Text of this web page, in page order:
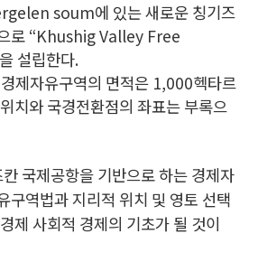
soum에 있는 새로운 칭기즈
로 “Khushig Valley Free
설립한다.
제자유구역의 면적은 1,000헥타르
치와 국경전환점의 좌표는 부록으
국제공항을 기반으로 하는 경제자
구역법과 지리적 위치 및 영토 선택
제 사회적 경제의 기초가 될 것이